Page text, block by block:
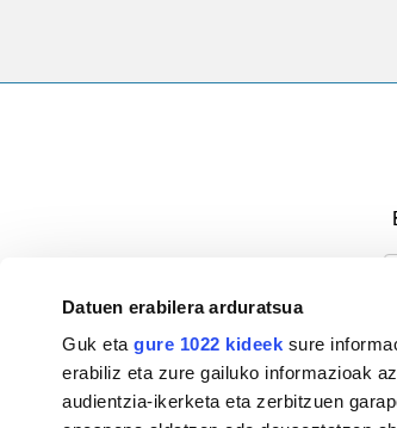
Datuen erabilera arduratsua
Guk etagure 1022 kideek sure
erabiliz eta zure gailuko informazioak
audientzia-ikerketa eta zerbitzuen